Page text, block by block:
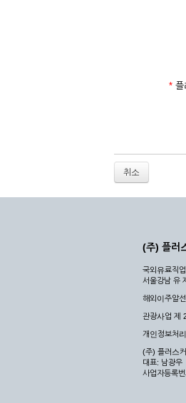
② 회원가
③ 회사는
2. 개인정
8. 기타 회
② 시스템
③ 기타 회
④ 회사는
제3장 권리
제6조 (회
① 회사는
② 회사는
*
취소
(주) 플러
국외유료직
서울강남 유
해외이주알
관광사업 제
개인정보처
(주) 플러스
대표: 남광우
사업자등록